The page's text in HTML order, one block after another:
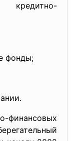
фонды;
финансовых